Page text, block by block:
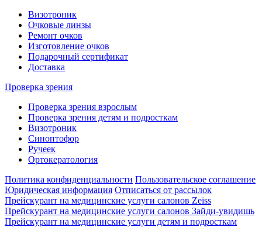
Визотроник
Очковые линзы
Ремонт очков
Изготовление очков
Подарочный сертификат
Доставка
Проверка зрения
Проверка зрения взрослым
Проверка зрения детям и подросткам
Визотроник
Синоптофор
Ручеек
Ортокератология
Политика конфиденциальности Пользовательское соглашение
Юридическая информация Отписаться от рассылок
Прейскурант на медицинские услуги салонов Zeiss
Прейскурант на медицинские услуги салонов Зайди-увидишь
Прейскурант на медицинские услуги детям и подросткам